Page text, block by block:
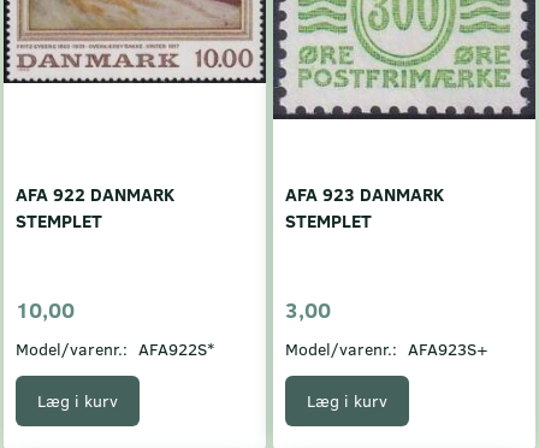
AFA 922 DANMARK
STEMPLET
10,00
Model/varenr.: AFA922S*
Læg i kurv
AFA 923 DANMARK
STEMPLET
3,00
Model/varenr.: AFA923S+
Læg i kurv